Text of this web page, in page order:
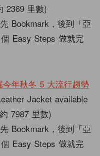
2369 里數)
Bookmark，後到「亞
Easy Steps 做就完
Jacket available
7987 里數)
Bookmark，後到「亞
Easy Steps 做就完